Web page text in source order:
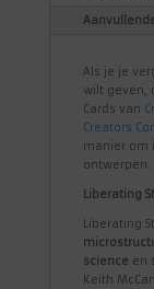
Als je je
wilt geven,
Cards van
Creators
manier om
ontwerpen.
Liberating
Liberating
science en
Keith